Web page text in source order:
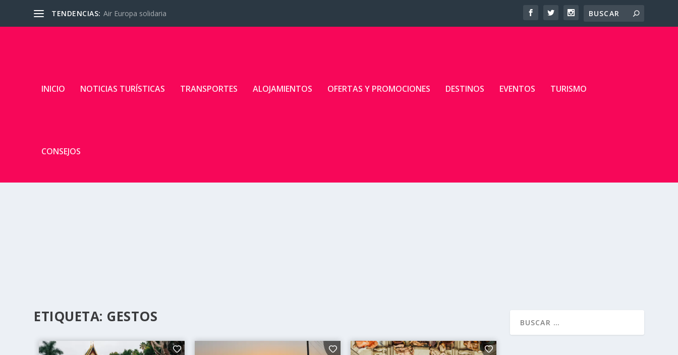
TENDENCIAS: Air Europa solidaria
INICIO NOTICIAS TURÍSTICAS TRANSPORTES ALOJAMIENTOS OFERTAS Y PROMOCIONES DESTINOS EVENTOS TURISMO
CONSEJOS
ETIQUETA: GESTOS